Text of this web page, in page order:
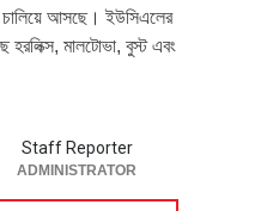
চালিয়ে আসছে। ইউসিএলের
হরলিক্স, মালটোভা, বুস্ট এবং
Staff Reporter
ADMINISTRATOR